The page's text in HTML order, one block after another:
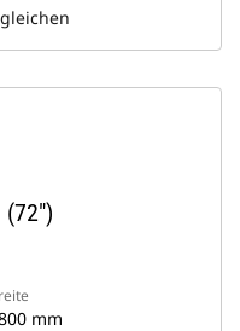
(72")
mm